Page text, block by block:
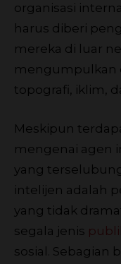
organisasi
harus diberi
mereka di luar
mengumpulkan
topografi, iklim,
Meskipun
mengenai agen
yang
intelijen adalah
yang tidak
segala jenis
sosial. Sebagian